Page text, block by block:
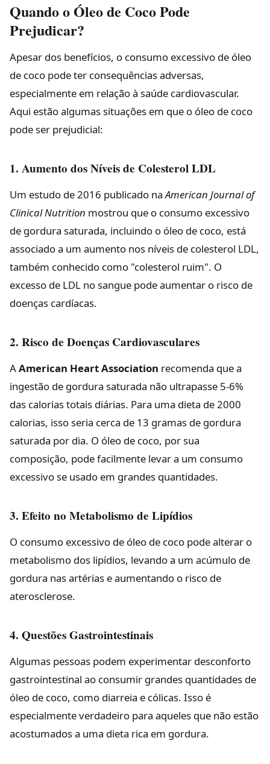
Quando o Óleo de Coco Pode
Prejudicar?
Apesar dos benefícios, o consumo excessivo de óleo
de coco pode ter consequências adversas,
especialmente em relação à saúde cardiovascular.
Aqui estão algumas situações em que o óleo de coco
pode ser prejudicial:
1. Aumento dos Níveis de Colesterol LDL
Um estudo de 2016 publicado naAmerican Journal of
Clinical Nutrition mostrou que o consumo excessivo
de gordura saturada, incluindo o óleo de coco, está
associado a um aumento nos níveis de colesterol LDL,
também conhecido como "colesterol ruim". O
excesso de LDL no sangue pode aumentar o risco de
doenças cardíacas.
2. Risco de Doenças Cardiovasculares
AAmerican Heart Association recomenda que a
ingestão de gordura saturada não ultrapasse 5-6%
das calorias totais diárias. Para uma dieta de 2000
calorias, isso seria cerca de 13 gramas de gordura
saturada por dia. O óleo de coco, por sua
composição, pode facilmente levar a um consumo
excessivo se usado em grandes quantidades.
3. Efeito no Metabolismo de Lipídios
O consumo excessivo de óleo de coco pode alterar o
metabolismo dos lipídios, levando a um acúmulo de
gordura nas artérias e aumentando o risco de
aterosclerose.
4. Questões Gastrointestinais
Algumas pessoas podem experimentar desconforto
gastrointestinal ao consumir grandes quantidades de
óleo de coco, como diarreia e cólicas. Isso é
especialmente verdadeiro para aqueles que não estão
acostumados a uma dieta rica em gordura.